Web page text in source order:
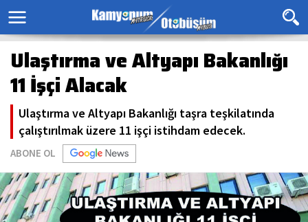
Ulaştırma ve Altyapı Bakanlığı
11 İşçi Alacak
Ulaştırma ve Altyapı Bakanlığı taşra teşkilatında
çalıştırılmak üzere 11 işçi istihdam edecek.
ABONE OL